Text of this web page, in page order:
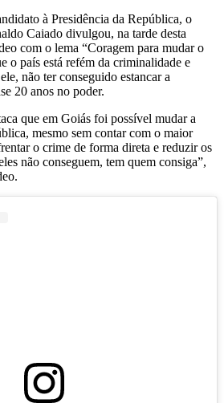
à Presidência da República, o
Caiado divulgou, na tarde desta
com o lema “Coragem para mudar o
o país está refém da criminalidade e
não ter conseguido estancar a
20 anos no poder.
que em Goiás foi possível mudar a
mesmo sem contar com o maior
o crime de forma direta e reduzir os
não conseguem, tem quem consiga”,